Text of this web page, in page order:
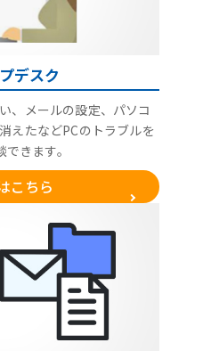
デスク
、メールの設定、パソコ
えたなどPCのトラブルを
きます。
こちら